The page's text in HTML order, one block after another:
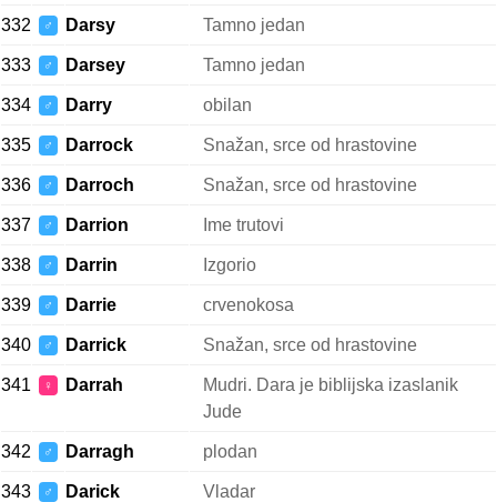
332 ♂ Darsy Tamno jedan
333 ♂ Darsey Tamno jedan
334 ♂ Darry obilan
335 ♂ Darrock Snažan, srce od hrastovine
336 ♂ Darroch Snažan, srce od hrastovine
337 ♂ Darrion Ime trutovi
338 ♂ Darrin Izgorio
339 ♂ Darrie crvenokosa
340 ♂ Darrick Snažan, srce od hrastovine
341 ♀ Darrah
Mudri. Dara je biblijska izaslanik
Jude
342 ♂ Darragh plodan
343 ♂ Darick Vladar